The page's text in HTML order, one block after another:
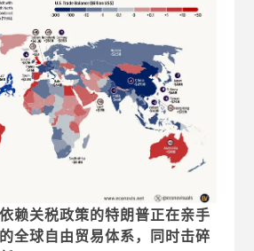
赖关税政策的特朗普正在亲手
全球自由贸易体系，同时击碎